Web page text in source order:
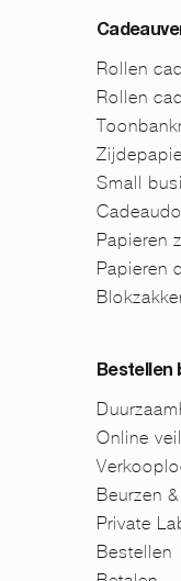
Rollen
Rollen
Small
Papieren
Papieren
Bestellen
Online
Beurzen
Private
Bestellen